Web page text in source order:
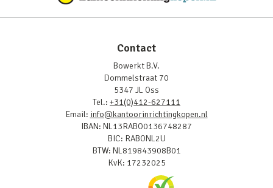
Contact
Bowerkt B.V.
Dommelstraat 70
5347 JL Oss
Tel.: +31(0)412-627111
Email: info@kantoorinrichtingkopen.nl
IBAN: NL13RABO0136748287
BIC: RABONL2U
BTW: NL819843908B01
KvK: 17232025